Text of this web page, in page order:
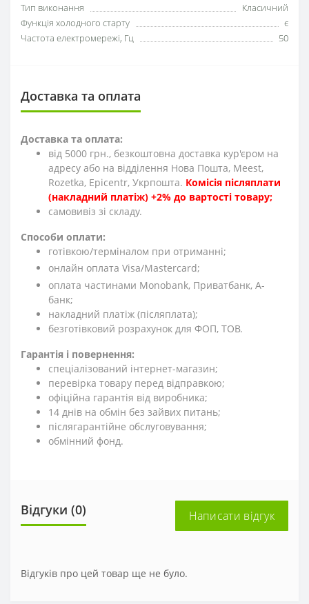
Тип виконання
Класичний
Функція холодного старту
є
Частота електромережі, Гц
50
Доставка та оплата
Доставка та оплата:
від 5000 грн., безкоштовна доставка кур'єром на
адресу або на відділення Нова Пошта, Meest,
Rozetka, Epicentr, Укрпошта. Комісія післяплати
(накладний платіж) +2% до вартості товару;
cамовивіз зі складу.
Способи оплати:
готівкою/терміналом при отриманні;
онлайн оплата Visa/Mastercard;
оплата частинами Monobank, Приватбанк, А-
банк;
накладний платіж (післяплата);
безготівковий розрахунок для ФОП, ТОВ.
Гарантія і повернення:
спеціалізований інтернет-магазин;
перевірка товару перед відправкою;
офіційна гарантія від виробника;
14 днів на обмін без зайвих питань;
післягарантійне обслуговування;
обмінний фонд.
Відгуки (0) Написати відгук
Відгуків про цей товар ще не було.